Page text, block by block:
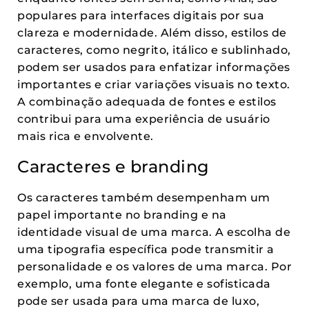
populares para interfaces digitais por sua
clareza e modernidade. Além disso, estilos de
caracteres, como negrito, itálico e sublinhado,
podem ser usados para enfatizar informações
importantes e criar variações visuais no texto.
A combinação adequada de fontes e estilos
contribui para uma experiência de usuário
mais rica e envolvente.
Caracteres e branding
Os caracteres também desempenham um
papel importante no branding e na
identidade visual de uma marca. A escolha de
uma tipografia específica pode transmitir a
personalidade e os valores de uma marca. Por
exemplo, uma fonte elegante e sofisticada
pode ser usada para uma marca de luxo,